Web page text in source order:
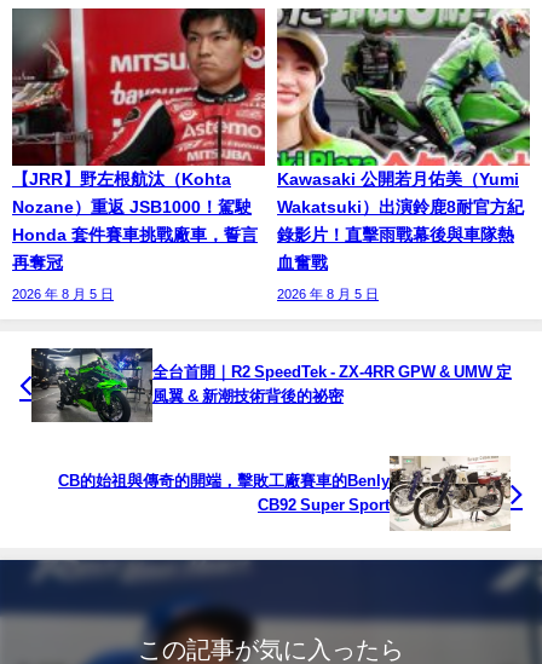
【JRR】野左根航汰（Kohta
Nozane）重返 JSB1000！駕駛
Honda 套件賽車挑戰廠車，誓言
再奪冠
2026 年 8 月 5 日
Kawasaki 公開若月佑美（Yumi
Wakatsuki）出演鈴鹿8耐官方紀
錄影片！直擊雨戰幕後與車隊熱
血奮戰
2026 年 8 月 5 日
全台首開｜R2 SpeedTek - ZX-4RR GPW & UMW 定
風翼 & 新潮技術背後的祕密
CB的始祖與傳奇的開端，擊敗工廠賽車的Benly
CB92 Super Sport
この記事が気に入ったら